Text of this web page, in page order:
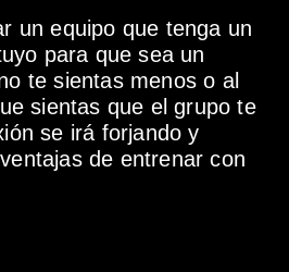
un equipo que tenga un
para que sea un
te sientas menos o al
sientas que el grupo te
se irá forjando y
de entrenar con